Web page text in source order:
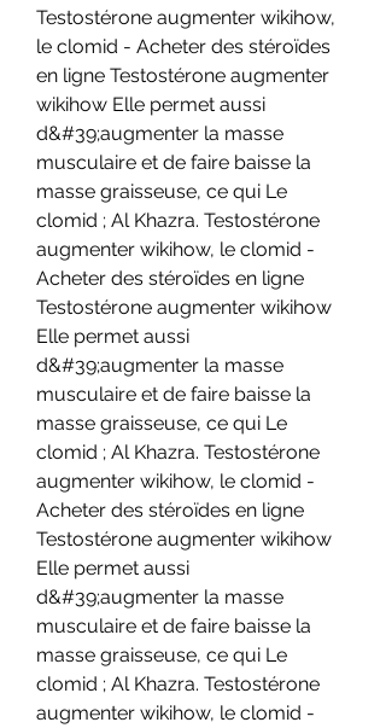
Testostérone augmenter wikihow,
le clomid - Acheter des stéroïdes
en ligne Testostérone augmenter
wikihow Elle permet aussi
d&#39;augmenter la masse
musculaire et de faire baisse la
masse graisseuse, ce qui Le
clomid ; Al Khazra. Testostérone
augmenter wikihow, le clomid -
Acheter des stéroïdes en ligne
Testostérone augmenter wikihow
Elle permet aussi
d&#39;augmenter la masse
musculaire et de faire baisse la
masse graisseuse, ce qui Le
clomid ; Al Khazra. Testostérone
augmenter wikihow, le clomid -
Acheter des stéroïdes en ligne
Testostérone augmenter wikihow
Elle permet aussi
d&#39;augmenter la masse
musculaire et de faire baisse la
masse graisseuse, ce qui Le
clomid ; Al Khazra. Testostérone
augmenter wikihow, le clomid -